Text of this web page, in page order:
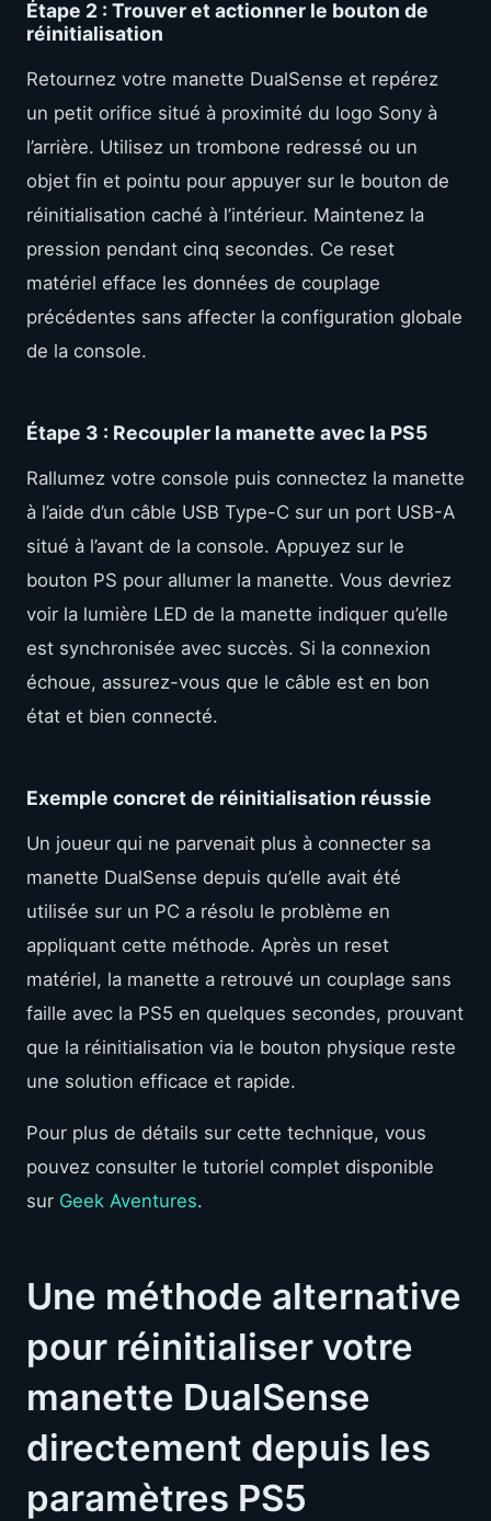
Étape 2 : Trouver et actionner le bouton de
réinitialisation
Retournez votre manette DualSense et repérez
un petit orifice situé à proximité du logo Sony à
l’arrière. Utilisez un trombone redressé ou un
objet fin et pointu pour appuyer sur le bouton de
réinitialisation caché à l’intérieur. Maintenez la
pression pendant cinq secondes. Ce reset
matériel efface les données de couplage
précédentes sans affecter la configuration globale
de la console.
Étape 3 : Recoupler la manette avec la PS5
Rallumez votre console puis connectez la manette
à l’aide d’un câble USB Type-C sur un port USB-A
situé à l’avant de la console. Appuyez sur le
bouton PS pour allumer la manette. Vous devriez
voir la lumière LED de la manette indiquer qu’elle
est synchronisée avec succès. Si la connexion
échoue, assurez-vous que le câble est en bon
état et bien connecté.
Exemple concret de réinitialisation réussie
Un joueur qui ne parvenait plus à connecter sa
manette DualSense depuis qu’elle avait été
utilisée sur un PC a résolu le problème en
appliquant cette méthode. Après un reset
matériel, la manette a retrouvé un couplage sans
faille avec la PS5 en quelques secondes, prouvant
que la réinitialisation via le bouton physique reste
une solution efficace et rapide.
Pour plus de détails sur cette technique, vous
pouvez consulter le tutoriel complet disponible
sur Geek Aventures.
Une méthode alternative
pour réinitialiser votre
manette DualSense
directement depuis les
paramètres PS5